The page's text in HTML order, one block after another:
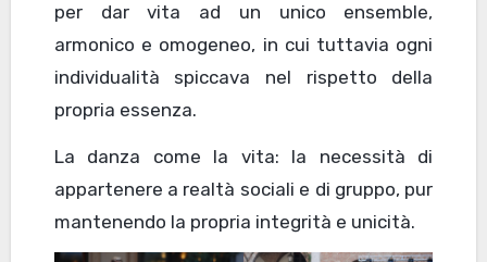
per dar vita ad un unico ensemble,
armonico e omogeneo, in cui tuttavia ogni
individualità spiccava nel rispetto della
propria essenza.
La danza come la vita: la necessità di
appartenere a realtà sociali e di gruppo, pur
mantenendo la propria integrità e unicità.